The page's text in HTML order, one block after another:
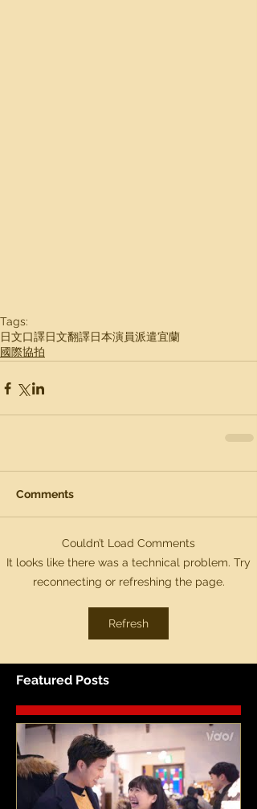
Featured Posts
Tags:
日文口譯日文翻譯日本演員派遣宜蘭
國際協拍
Comments
Couldn’t Load Comments
It looks like there was a technical problem. Try
reconnecting or refreshing the page.
Refresh